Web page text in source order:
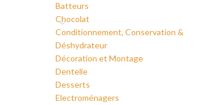
Batteurs
Chocolat
Conditionnement, Conservation &
Déshydrateur
Décoration et Montage
Dentelle
Desserts
Electroménagers